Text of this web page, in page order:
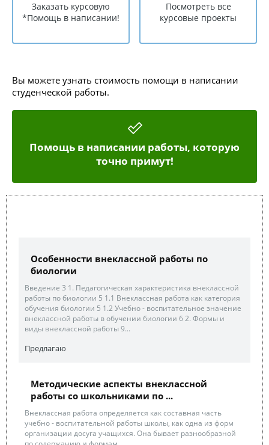
Заказать курсовую
*Помощь в написании!
Посмотреть все
курсовые проекты
Вы можете узнать стоимость помощи в написании
студенческой работы.
Помощь в написании работы, которую
точно примут!
Особенности внеклассной работы по
биологии
Введение 3 1. Педагогическая характеристика внеклассной
работы по биологии 5 1.1 Внеклассная работа как категория
обучения биологии 5 1.2 Учебно - воспитательное значение
внеклассной работы в обучении биологии 6 2. Формы и
виды внеклассной работы 9...
Предлагаю
Методические аспекты внеклассной
работы со школьниками по ...
Внеклассная работа определяется как составная часть
учебно - воспитательной работы школы, как одна из форм
организации досуга учащихся. Она бывает разнообразной